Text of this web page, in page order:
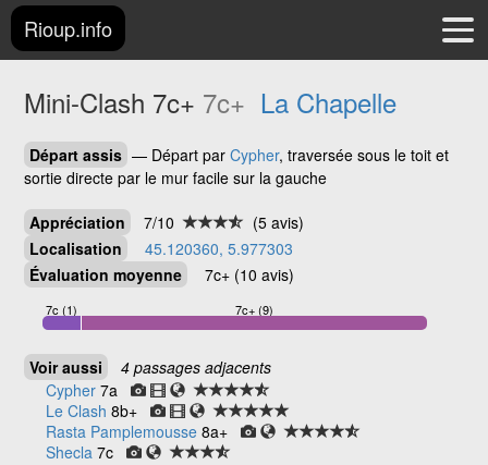
Rioup.info
Mini-Clash 7c+ 7c+ La Chapelle
Départ assis — Départ parCypher, traversée sous le toit et
sortie directe par le mur facile sur la gauche
Appréciation 7/10
(5 avis)
Localisation
45.120360, 5.977303
Évaluation moyenne
7c+ (10 avis)
7c (1) 7c+ (9)
Voir aussi
4 passages adjacents
Cypher 7a
Le Clash 8b+
Rasta Pamplemousse 8a+
Shecla 7c